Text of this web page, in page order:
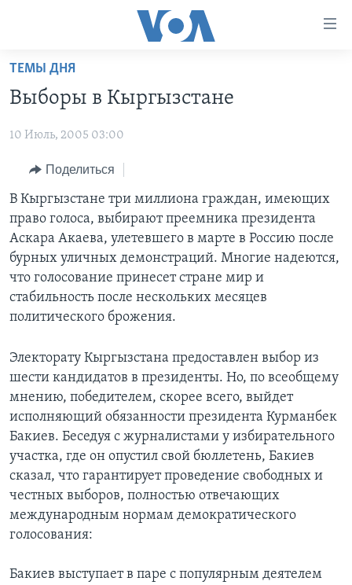
Перейти
основной
Перейти
навигации
Перейти
поиск
ГЛАВНОЕ
ПРОГРАММЫ
АМЕРИКА
НОВОСТИ ЗА МИНУТУ
ИТОГИ
ПОЧЕМУ ЭТО ВАЖНО?
ДИСКУССИЯ VOA
ДЕТАЛИ
НЬЮ-ЙОРК NEW YORK
ПРОЕКТЫ
УЧИМ АНГЛИЙСКИЙ
НАША АМЕРИКАНСКАЯ ИСТОРИЯ
А КАК В АМЕРИКЕ?
АРТЕФАКТЫ
АМЕРИКАНСКИЕ ГОРОДКИ
ЭКСПЕРТИЗА
ИНТЕРВЬЮ
ФАКТЫ ПРОТИВ ФЕЙКОВ
ЗА СВОБОДУ ПРЕССЫ
УЧИМ АНГЛИЙСКИЙ
ВИДЕО
Learning English
СОЦИАЛЬНЫЕ СЕТИ
Языки
ТЕМЫ ДНЯ
Выборы в Кыргызстане
10 Июль, 2005 03:00
Поделиться
В Кыргызстане три миллиона граждан, имеющих
право голоса, выбирают преемника президента
Аскара Акаева, улетевшего в марте в Россию после
бурных уличных демонстраций. Многие надеются,
что голосование принесет стране мир и
стабильность после нескольких месяцев
политического брожения.
Электорату Кыргызстана предоставлен выбор из
шести кандидатов в президенты. Но, по всеобщему
мнению, победителем, скорее всего, выйдет
исполняющий обязанности президента Курманбек
Бакиев. Беседуя с журналистами у избирательного
участка, где он опустил свой бюллетень, Бакиев
сказал, что гарантирует проведение свободных и
честных выборов, полностью отвечающих
международным нормам демократического
голосования:
Бакиев выступает в паре с популярным деятелем